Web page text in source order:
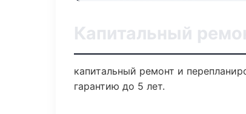
Капитальный
капитальный ремонт и
гарантию до 5 лет.